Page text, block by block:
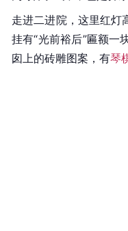
走进二进院，这里红灯
挂有“光前裕后”匾额一
囱上的砖雕图案，有琴